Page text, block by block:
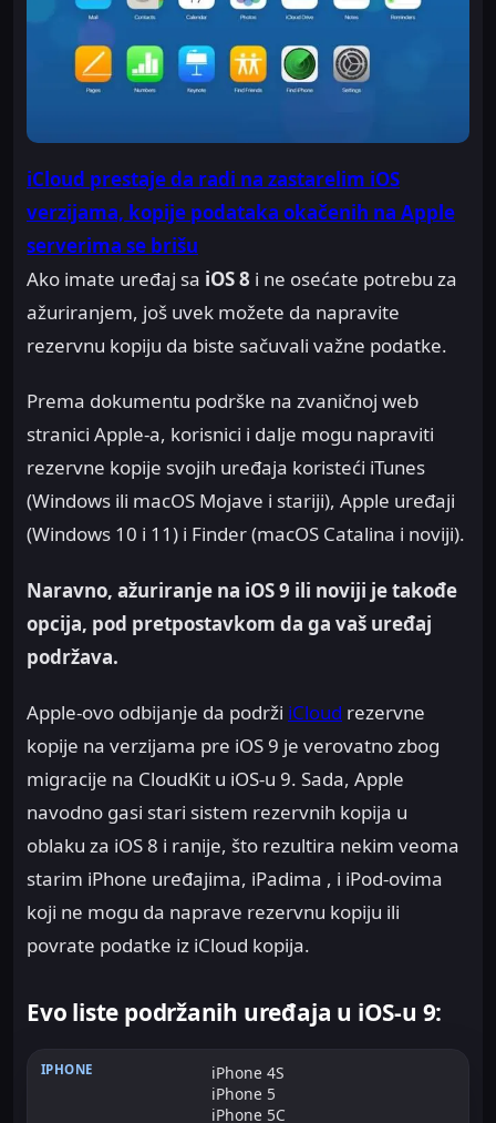
iCloud prestaje da radi na zastarelim iOS
verzijama, kopije podataka okačenih na Apple
serverima se brišu
Ako imate uređaj sa iOS 8 i ne osećate potrebu za
ažuriranjem, još uvek možete da napravite
rezervnu kopiju da biste sačuvali važne podatke.
Prema dokumentu podrške na zvaničnoj web
stranici Apple-a, korisnici i dalje mogu napraviti
rezervne kopije svojih uređaja koristeći iTunes
(Windows ili macOS Mojave i stariji), Apple uređaji
(Windows 10 i 11) i Finder (macOS Catalina i noviji).
Naravno, ažuriranje na iOS 9 ili noviji je takođe
opcija, pod pretpostavkom da ga vaš uređaj
podržava.
Apple-ovo odbijanje da podrži iCloud rezervne
kopije na verzijama pre iOS 9 je verovatno zbog
migracije na CloudKit u iOS-u 9. Sada, Apple
navodno gasi stari sistem rezervnih kopija u
oblaku za iOS 8 i ranije, što rezultira nekim veoma
starim iPhone uređajima, iPadima , i iPod-ovima
koji ne mogu da naprave rezervnu kopiju ili
povrate podatke iz iCloud kopija.
Evo liste podržanih uređaja u iOS-u 9:
iPhone 4S
iPhone 5
iPhone 5C